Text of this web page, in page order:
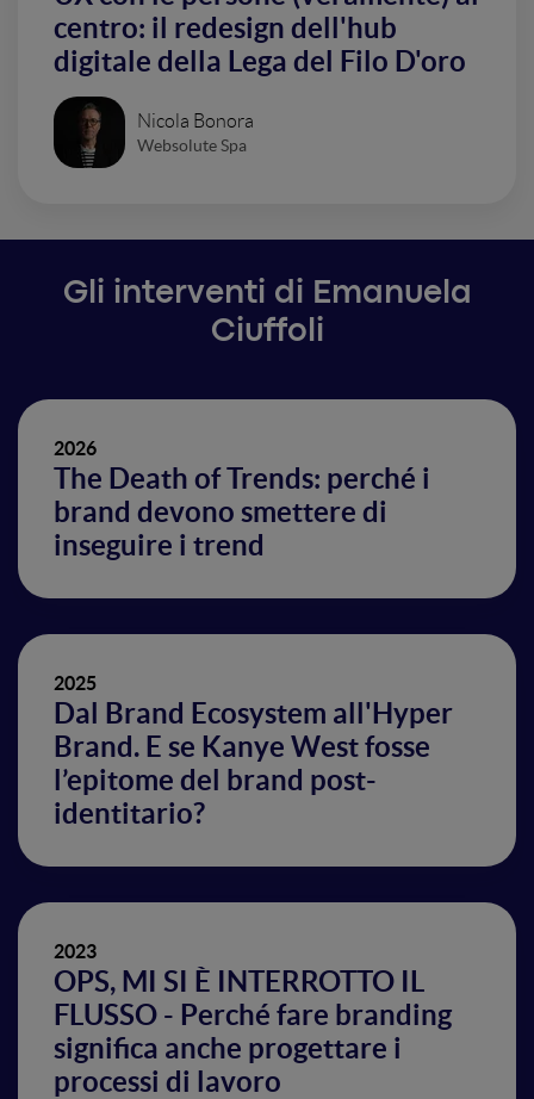
centro: il redesign dell'hub
digitale della Lega del Filo D'oro
Nicola Bonora
Websolute Spa
Gli interventi di Emanuela
Ciuffoli
2026
The Death of Trends: perché i
brand devono smettere di
inseguire i trend
2025
Dal Brand Ecosystem all'Hyper
Brand. E se Kanye West fosse
l’epitome del brand post-
identitario?
2023
OPS, MI SI È INTERROTTO IL
FLUSSO - Perché fare branding
significa anche progettare i
processi di lavoro